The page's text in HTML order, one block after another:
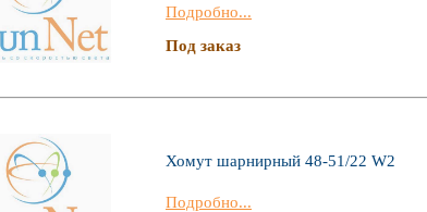
Подробно...
Под заказ
Хомут шарнирный 48-51/22 W2
Подробно...